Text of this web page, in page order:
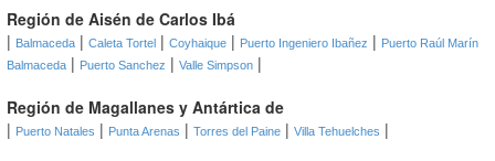
Región de Aisén de Carlos Ibá
| Balmaceda | Caleta Tortel | Coyhaique | Puerto Ingeniero Ibañez | Puerto Raúl Marín
Balmaceda | Puerto Sanchez | Valle Simpson |
Región de Magallanes y Antártica de
| Puerto Natales | Punta Arenas | Torres del Paine | Villa Tehuelches |